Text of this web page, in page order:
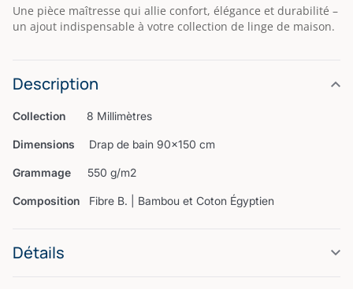
Une pièce maîtresse qui allie confort, élégance et durabilité –
un ajout indispensable à votre collection de linge de maison.
Description
Collection 8 Millimètres
Dimensions Drap de bain 90×150 cm
Grammage 550 g/m2
Composition Fibre B. | Bambou et Coton Égyptien
Détails